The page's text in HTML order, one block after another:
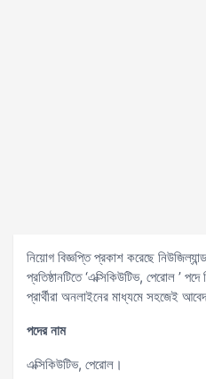
নিয়োগ বিজ্ঞপ্তি প্রকাশ করেছে
প্রতিষ্ঠানটিতে ‘এক্সিকিউটিভ, পেরোল ’
প্রার্থীরা অনলাইনের মাধ্যমে সহজেই
পদের নাম
এক্সিকিউটিভ, পেরোল।